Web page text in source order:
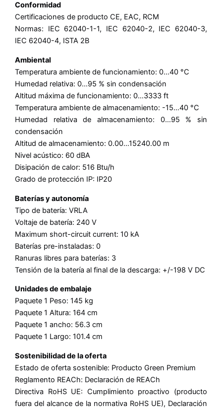
Conformidad
Certificaciones de producto CE, EAC, RCM
Normas: IEC 62040-1-1, IEC 62040-2, IEC 62040-3,
IEC 62040-4, ISTA 2B
Ambiental
Temperatura ambiente de funcionamiento: 0…40 °C
Humedad relativa: 0…95 % sin condensación
Altitud máxima de funcionamiento: 0…3333 ft
Temperatura ambiente de almacenamiento: -15…40 °C
Humedad relativa de almacenamiento: 0…95 % sin
condensación
Altitud de almacenamiento: 0.00…15240.00 m
Nivel acústico: 60 dBA
Disipación de calor: 516 Btu/h
Grado de protección IP: IP20
Baterías y autonomía
Tipo de batería: VRLA
Voltaje de batería: 240 V
Maximum short-circuit current: 10 kA
Baterías pre-instaladas: 0
Ranuras libres para baterías: 3
Tensión de la batería al final de la descarga: +/-198 V DC
Unidades de embalaje
Paquete 1 Peso: 145 kg
Paquete 1 Altura: 164 cm
Paquete 1 ancho: 56.3 cm
Paquete 1 Largo: 101.4 cm
Sostenibilidad de la oferta
Estado de oferta sostenible: Producto Green Premium
Reglamento REACh: Declaración de REACh
Directiva RoHS UE: Cumplimiento proactivo (producto
fuera del alcance de la normativa RoHS UE), Declaración